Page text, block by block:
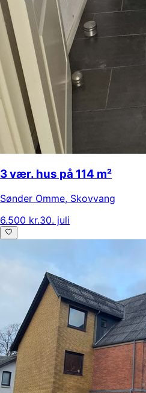
3 vær. hus på 114 m²
Sønder Omme, Skovvang
6.500 kr.30. juli